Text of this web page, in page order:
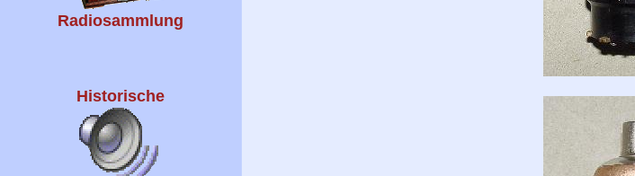
Radiosammlung
Historische